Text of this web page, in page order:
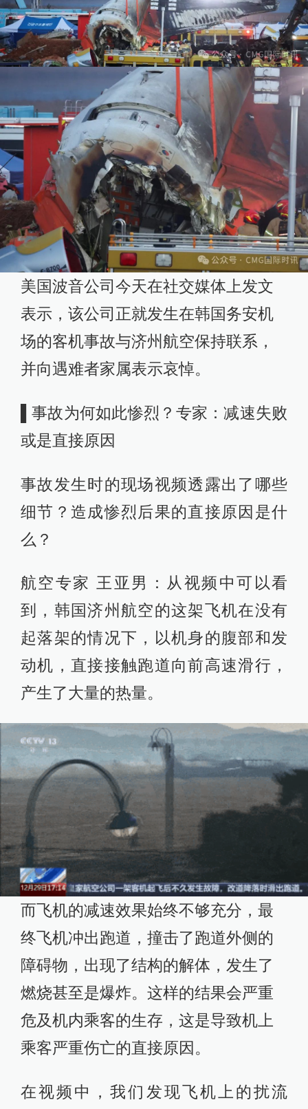
美国波音公司今天在社交媒体上发文
表示，该公司正就发生在韩国务安机
场的客机事故与济州航空保持联系，
并向遇难者家属表示哀悼。
▌事故为何如此惨烈？专家：减速失败
或是直接原因
事故发生时的现场视频透露出了哪些
细节？造成惨烈后果的直接原因是什
么？
航空专家 王亚男：从视频中可以看
到，韩国济州航空的这架飞机在没有
起落架的情况下，以机身的腹部和发
动机，直接接触跑道向前高速滑行，
产生了大量的热量。
而飞机的减速效果始终不够充分，最
终飞机冲出跑道，撞击了跑道外侧的
障碍物，出现了结构的解体，发生了
燃烧甚至是爆炸。这样的结果会严重
危及机内乘客的生存，这是导致机上
乘客严重伤亡的直接原因。
在视频中，我们发现飞机上的扰流